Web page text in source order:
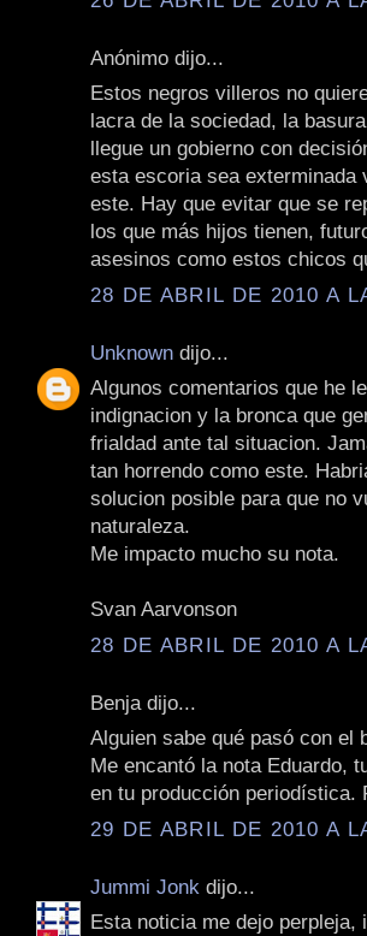
Anónimo dijo...
Estos negros villeros no
lacra de la sociedad, la
llegue un gobierno con
esta escoria sea exterminada
este. Hay que evitar que se
los que más hijos tienen,
asesinos como estos chicos
28 DE ABRIL DE 2010 A
Unknown dijo...
Algunos comentarios que he
indignacion y la bronca que
frialdad ante tal situacion.
tan horrendo como este.
solucion posible para que no
naturaleza.
Me impacto mucho su nota.
Svan Aarvonson
28 DE ABRIL DE 2010 A
Benja dijo...
Alguien sabe qué pasó con el
Me encantó la nota Eduardo,
en tu producción periodística.
29 DE ABRIL DE 2010 A
Jummi Jonk dijo...
Esta noticia me dejo